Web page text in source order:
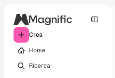
Crea
Home
Ricerca